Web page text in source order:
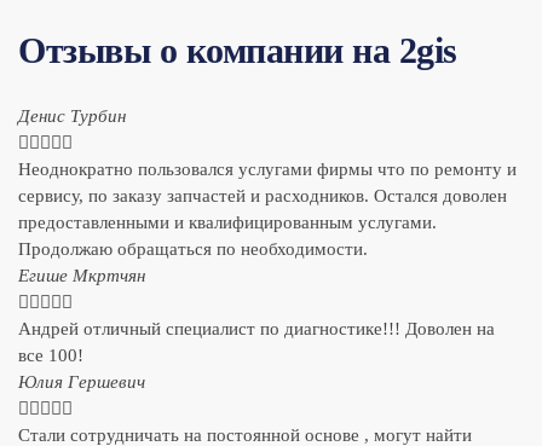
Отзывы о компании на 2gis
Денис Турбин
    
Неоднократно пользовался услугами фирмы что по ремонту и
сервису, по заказу запчастей и расходников. Остался доволен
предоставленными и квалифицированным услугами.
Продолжаю обращаться по необходимости.
​Егише Мкртчян
    
Андрей отличный специалист по диагностике!!! Доволен на
все 100!
​Юлия Гершевич
    
Стали сотрудничать на постоянной основе , могут найти